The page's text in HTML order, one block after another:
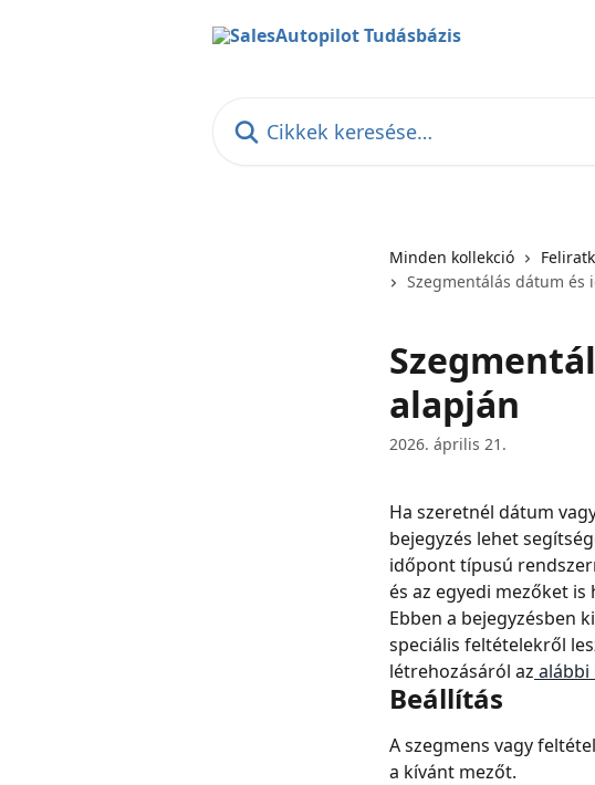
Minden kollekció
Szegmentálás dátum és
alapján
2026. április 21.
Ha szeretnél dátum
bejegyzés lehet
időpont típusú
és az egyedi mezőket
Ebben a bejegyzésben
speciális feltételekről
létrehozásáról az alábbi
Beállítás
A szegmens vagy
a kívánt mezőt.